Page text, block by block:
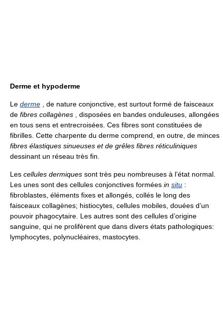
Derme et hypoderme
Le derme , de nature conjonctive, est surtout formé de faisceaux
de fibres collagènes , disposées en bandes onduleuses, allongées
en tous sens et entrecroisées. Ces fibres sont constituées de
fibrilles. Cette charpente du derme comprend, en outre, de minces
fibres élastiques sinueuses et de grêles fibres réticuliniques
dessinant un réseau très fin.
Les cellules dermiques sont très peu nombreuses à l’état normal.
Les unes sont des cellules conjonctives formées in situ :
fibroblastes, éléments fixes et allongés, collés le long des
faisceaux collagènes; histiocytes, cellules mobiles, douées d’un
pouvoir phagocytaire. Les autres sont des cellules d’origine
sanguine, qui ne prolifèrent que dans divers états pathologiques:
lymphocytes, polynucléaires, mastocytes.